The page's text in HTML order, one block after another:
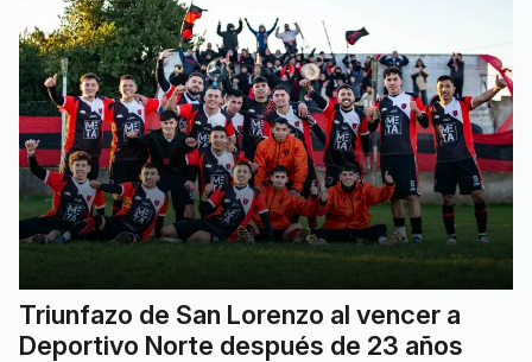
Triunfazo de San Lorenzo al vencer a
Deportivo Norte después de 23 años